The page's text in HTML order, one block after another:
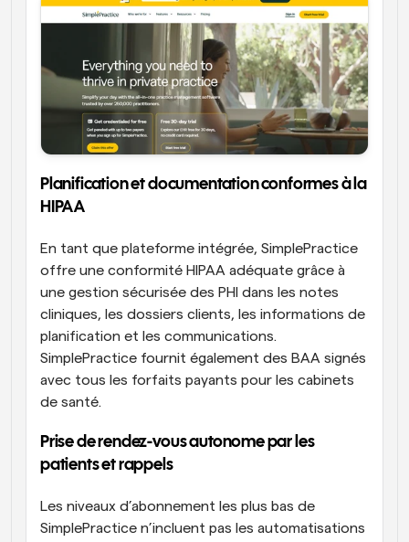
Planification et documentation conformes à la
HIPAA
En tant que plateforme intégrée, SimplePractice
offre une conformité HIPAA adéquate grâce à
une gestion sécurisée des PHI dans les notes
cliniques, les dossiers clients, les informations de
planification et les communications.
SimplePractice fournit également des BAA signés
avec tous les forfaits payants pour les cabinets
de santé.
Prise de rendez-vous autonome par les
patients et rappels
Les niveaux d’abonnement les plus bas de
SimplePractice n’incluent pas les automatisations